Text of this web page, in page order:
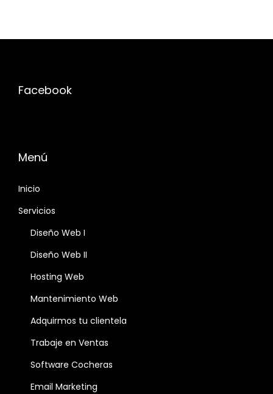
Facebook
Menú
Inicio
Servicios
Diseño Web I
Diseño Web II
Hosting Web
Mantenimiento Web
Adquirmos tu clientela
Trabaje en Ventas
Software Cocheras
Email Marketing